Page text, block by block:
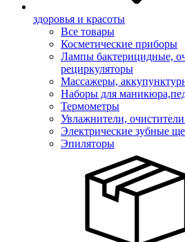
здоровья и красоты
Все товары
Косметические приборы
Лампы бактерицидные,
рециркуляторы
Массажеры,
Наборы для
Термометры
Увлажнители,
Электрические зубные
Эпиляторы